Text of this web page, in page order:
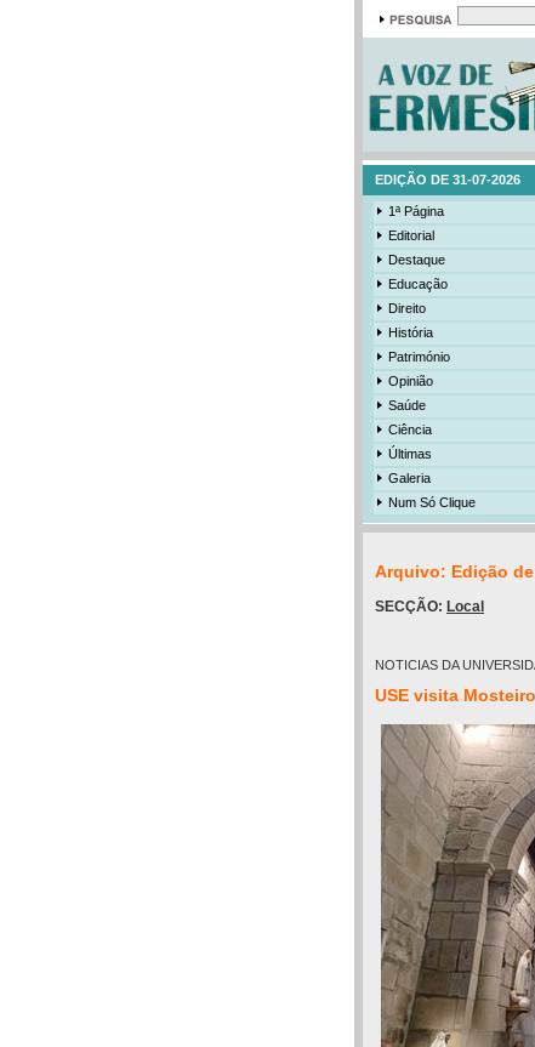
EDIÇÃO DE 31-07-2026
1ª Página
Editorial
Destaque
Educação
Direito
História
Património
Opinião
Saúde
Ciência
Últimas
Galeria
Num Só Clique
Arquivo: Edição de
SECÇÃO: Local
NOTICIAS DA
USE visita